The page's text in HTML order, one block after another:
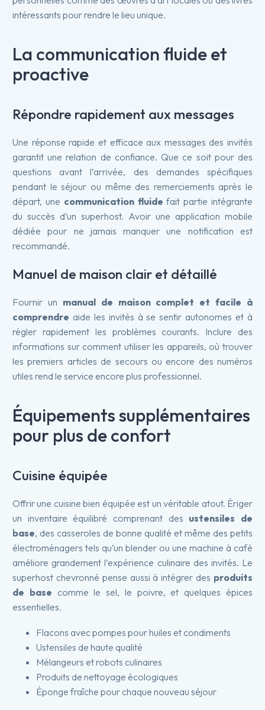
intéressants pour rendre le lieu unique.
La communication fluide et
proactive
Répondre rapidement aux messages
Une réponse rapide et efficace aux messages des invités
garantit une relation de confiance. Que ce soit pour des
questions avant l’arrivée, des demandes spécifiques
pendant le séjour ou même des remerciements après le
départ, une communication fluide fait partie intégrante
du succès d’un superhost. Avoir une application mobile
dédiée pour ne jamais manquer une notification est
recommandé.
Manuel de maison clair et détaillé
Fournir un manual de maison complet et facile à
comprendre aide les invités à se sentir autonomes et à
régler rapidement les problèmes courants. Inclure des
informations sur comment utiliser les appareils, où trouver
les premiers articles de secours ou encore des numéros
utiles rend le service encore plus professionnel.
Équipements supplémentaires
pour plus de confort
Cuisine équipée
Offrir une cuisine bien équipée est un véritable atout. Ériger
un inventaire équilibré comprenant des ustensiles de
base, des casseroles de bonne qualité et même des petits
électroménagers tels qu’un blender ou une machine à café
améliore grandement l’expérience culinaire des invités. Le
superhost chevronné pense aussi à intégrer des produits
de base comme le sel, le poivre, et quelques épices
essentielles.
Flacons avec pompes pour huiles et condiments
Ustensiles de haute qualité
Mélangeurs et robots culinaires
Produits de nettoyage écologiques
Éponge fraîche pour chaque nouveau séjour